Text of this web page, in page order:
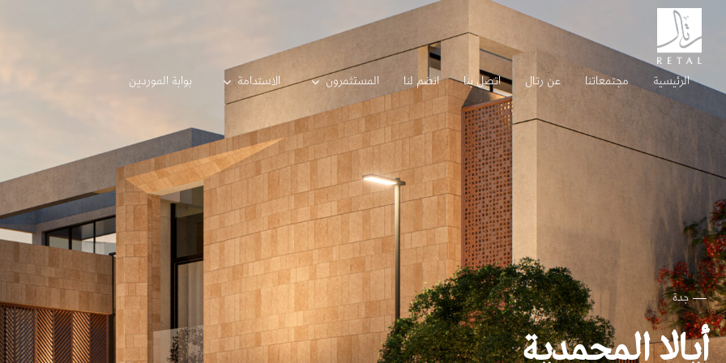
الرئيسية مجتمعاتنا عن رتال اتصل بنا انضم لنا المستثمرون الاستدامة بوابة الموردين
جدة
أيالا المحمدية